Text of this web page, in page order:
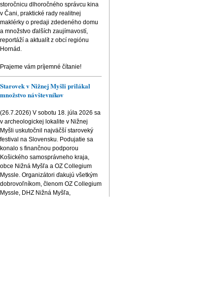
storočnicu dlhoročného správcu kina
v Čani, praktické rady realitnej
maklérky o predaji zdedeného domu
a množstvo ďalších zaujímavostí,
reportáží a aktualít z obcí regiónu
Hornád.
Prajeme vám príjemné čítanie!
Starovek v Nižnej Myšli prilákal
množstvo návštevníkov
(26.7.2026) V sobotu 18. júla 2026 sa
v archeologickej lokalite v Nižnej
Myšli uskutočnil najväčší staroveký
festival na Slovensku. Podujatie sa
konalo s finančnou podporou
Košického samosprávneho kraja,
obce Nižná Myšľa a OZ Collegium
Myssle. Organizátori ďakujú všetkým
dobrovoľníkom, členom OZ Collegium
Myssle, DHZ Nižná Myšľa,